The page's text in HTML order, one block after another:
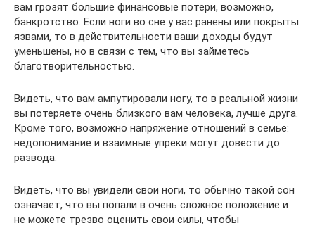
вам грозят большие финансовые потери, возможно,
банкротство. Если ноги во сне у вас ранены или покрыты
язвами, то в действительности ваши доходы будут
уменьшены, но в связи с тем, что вы займетесь
благотворительностью.
Видеть, что вам ампутировали ногу, то в реальной жизни
вы потеряете очень близкого вам человека, лучше друга.
Кроме того, возможно напряжение отношений в семье:
недопонимание и взаимные упреки могут довести до
развода.
Видеть, что вы увидели свои ноги, то обычно такой сон
означает, что вы попали в очень сложное положение и
не можете трезво оценить свои силы, чтобы